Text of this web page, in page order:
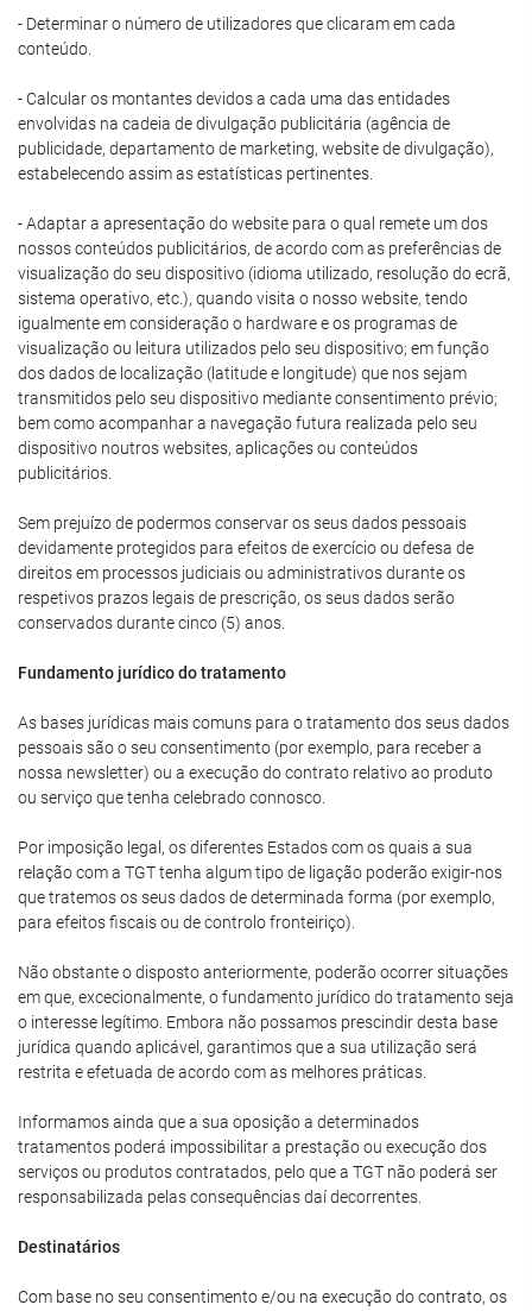
- Determinar o número de utilizadores que clicaram em cada
conteúdo.
- Calcular os montantes devidos a cada uma das entidades
envolvidas na cadeia de divulgação publicitária (agência de
publicidade, departamento de marketing, website de divulgação),
estabelecendo assim as estatísticas pertinentes.
- Adaptar a apresentação do website para o qual remete um dos
nossos conteúdos publicitários, de acordo com as preferências de
visualização do seu dispositivo (idioma utilizado, resolução do ecrã,
sistema operativo, etc.), quando visita o nosso website, tendo
igualmente em consideração o hardware e os programas de
visualização ou leitura utilizados pelo seu dispositivo; em função
dos dados de localização (latitude e longitude) que nos sejam
transmitidos pelo seu dispositivo mediante consentimento prévio;
bem como acompanhar a navegação futura realizada pelo seu
dispositivo noutros websites, aplicações ou conteúdos
publicitários.
Sem prejuízo de podermos conservar os seus dados pessoais
devidamente protegidos para efeitos de exercício ou defesa de
direitos em processos judiciais ou administrativos durante os
respetivos prazos legais de prescrição, os seus dados serão
conservados durante cinco (5) anos.
Fundamento jurídico do tratamento
As bases jurídicas mais comuns para o tratamento dos seus dados
pessoais são o seu consentimento (por exemplo, para receber a
nossa newsletter) ou a execução do contrato relativo ao produto
ou serviço que tenha celebrado connosco.
Por imposição legal, os diferentes Estados com os quais a sua
relação com a TGT tenha algum tipo de ligação poderão exigir-nos
que tratemos os seus dados de determinada forma (por exemplo,
para efeitos fiscais ou de controlo fronteiriço).
Não obstante o disposto anteriormente, poderão ocorrer situações
em que, excecionalmente, o fundamento jurídico do tratamento seja
o interesse legítimo. Embora não possamos prescindir desta base
jurídica quando aplicável, garantimos que a sua utilização será
restrita e efetuada de acordo com as melhores práticas.
Informamos ainda que a sua oposição a determinados
tratamentos poderá impossibilitar a prestação ou execução dos
serviços ou produtos contratados, pelo que a TGT não poderá ser
responsabilizada pelas consequências daí decorrentes.
Destinatários
Com base no seu consentimento e/ou na execução do contrato, os